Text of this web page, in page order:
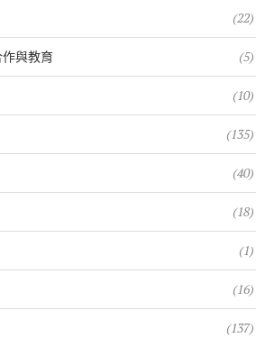
(22)
與教育 (5)
(10)
(135)
(40)
(18)
(1)
(16)
(137)